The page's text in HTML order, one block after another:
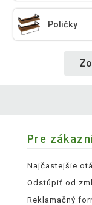
Poličky
Pre
Najčastejšie
Odstúpiť od
Reklamačný